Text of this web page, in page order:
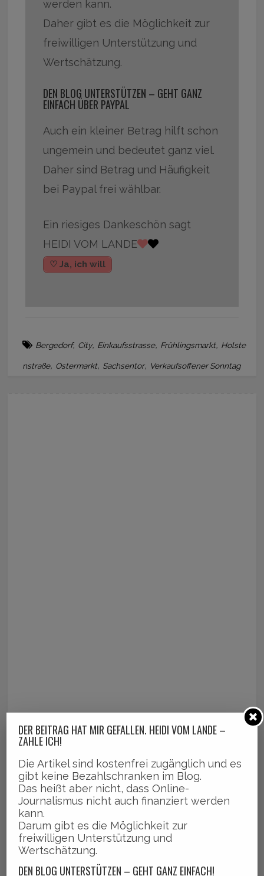
werden kann.
Daher gibt es die Möglichkeit zur
freiwilligen Unterstützung und
Wertschätzung.
DEN BLOG UNTERSTÜTZEN – GEHT GANZ
EINFACH ÜBER PAYPAL
Auch ein kleiner Betrag hilft schon
ungemein und bedeutet ganz viel.
Daher sind Betrag und Häufigkeit
bei Paypal frei wählbar.
Ein riesiges Dankeschön sagt
HEIDI VOM LANDE
♡ Ja, ich will
Bergedorf, City, Einkaufsstrasse, Frühlingsmarkt, Holste
nstraße, Ostermarkt, Sachsentor, Verkaufsoffener Sonntag
DER BEITRAG HAT MIR GEFALLEN. HEIDI VOM LANDE –
ZAHLE ICH!
Die Artikel sind kostenfrei zugänglich und es
gibt keine Bezahlschranken im Blog.
Das heißt aber nicht, dass Online-
Journalismus nicht auch finanziert werden
kann.
Darum gibt es die Möglichkeit zur
freiwilligen Unterstützung und
Wertschätzung.
DEN BLOG UNTERSTÜTZEN – GEHT GANZ EINFACH!